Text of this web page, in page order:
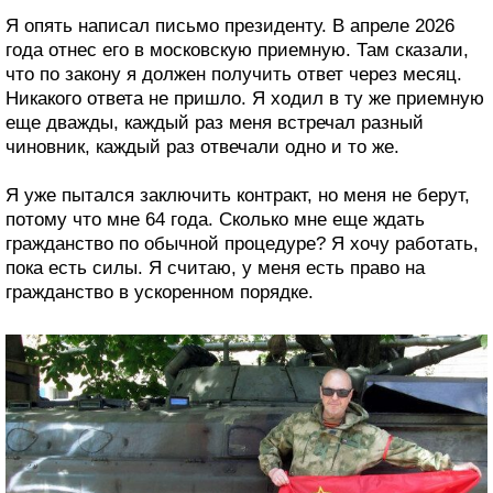
Я опять написал письмо президенту. В апреле 2026
года отнес его в московскую приемную. Там сказали,
что по закону я должен получить ответ через месяц.
Никакого ответа не пришло. Я ходил в ту же приемную
еще дважды, каждый раз меня встречал разный
чиновник, каждый раз отвечали одно и то же.
Я уже пытался заключить контракт, но меня не берут,
потому что мне 64 года. Сколько мне еще ждать
гражданство по обычной процедуре? Я хочу работать,
пока есть силы. Я считаю, у меня есть право на
гражданство в ускоренном порядке.